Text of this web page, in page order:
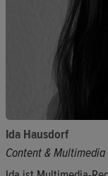
Ida Hausdorf
Content & Multimedia